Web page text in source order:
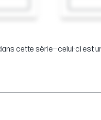
cette série—celui-ci est